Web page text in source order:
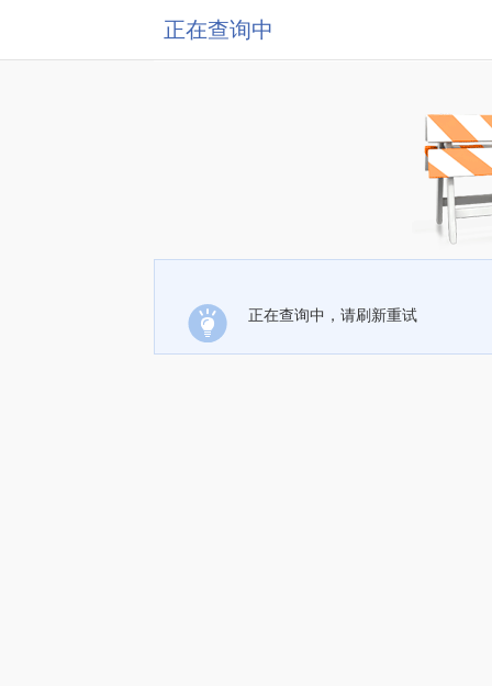
正在查询中
正在查询中，请刷新重试